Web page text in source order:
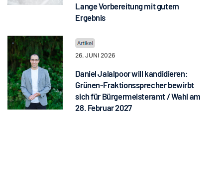
Lange Vorbereitung mit gutem
Ergebnis
26. JUNI 2026
Daniel Jalalpoor will kandidieren:
Grünen-Fraktionssprecher bewirbt
sich für Bürgermeisteramt / Wahl am
28. Februar 2027